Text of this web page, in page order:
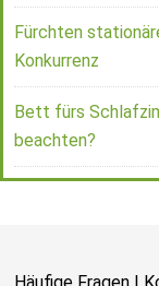
Fürchten
Konkurrenz
Bett fürs
beachten?